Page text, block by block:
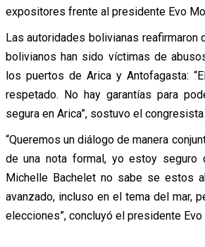
expositores frente al presidente Evo
Las autoridades bolivianas reafirmaron
bolivianos han sido víctimas de
los puertos de Arica y Antofagasta:
respetado. No hay garantías para
segura en Arica”, sostuvo el congresista
“Queremos un diálogo de manera
de una nota formal, yo estoy seguro
Michelle Bachelet no sabe se estos
avanzado, incluso en el tema del mar,
elecciones”, concluyó el presidente